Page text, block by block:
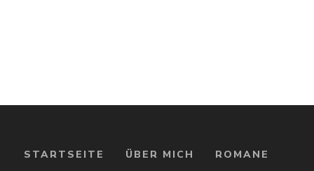
STARTSEITE ÜBER MICH
ROMANE